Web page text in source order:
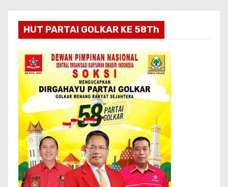
HUT PARTAI GOLKAR KE 58Th